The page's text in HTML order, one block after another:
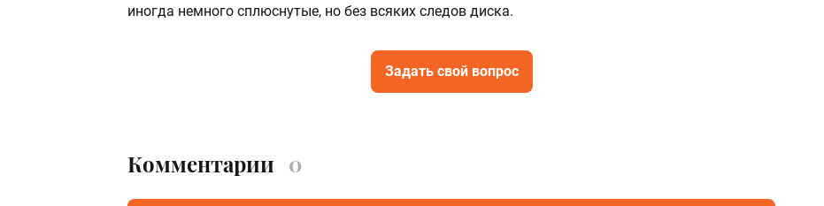
иногда немного сплюснутые, но без всяких следов диска.
Задать свой вопрос
Комментарии 0